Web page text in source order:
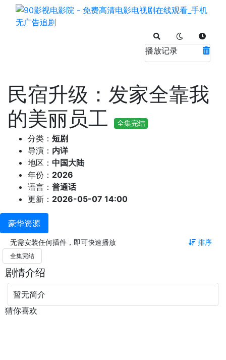
播放记录
民宿升级：发家全靠我
的美丽员工
全集完结
分类： 短剧
导演： 内详
地区： 中国大陆
年份： 2026
语言： 普通话
更新： 2026-05-07 14:00
豪华资源
无需安装任何插件，即可快速播放 排序
全集完结
剧情介绍
暂无简介
猜你喜欢